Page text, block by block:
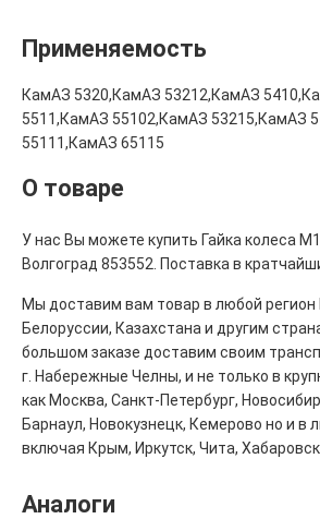
Применяемость
КамАЗ 5320,КамАЗ 53212,КамАЗ
5511,КамАЗ 55102,КамАЗ 53215,КамАЗ
55111,КамАЗ 65115
О товаре
У нас Вы можете купить Гайка колеса
Волгоград 853552. Поставка в
Мы доставим вам товар в любой регион
Белоруссии, Казахстана и другим
большом заказе доставим своим
г. Набережные Челны, и не только в
как Москва, Санкт-Петербург,
Барнаул, Новокузнецк, Кемерово но и в
включая Крым, Иркутск, Чита,
Аналоги